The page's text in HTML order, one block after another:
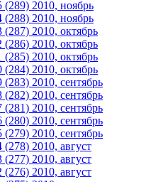
2010, ноябрь
2010, ноябрь
2010, октябрь
2010, октябрь
2010, октябрь
2010, октябрь
2010, сентябрь
2010, сентябрь
2010, сентябрь
2010, сентябрь
2010, сентябрь
2010, август
2010, август
2010, август